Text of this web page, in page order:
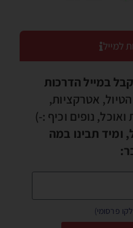
למייל
במייל הדרכות
הטיול, אטרקציות,
נופים וכיף :-)
ומיד תבינו במה
פרסומי)